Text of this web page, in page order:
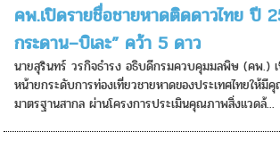
คพ.เปิดรายชื่อชายหาดติดดาวไทย ปี
กระดาน–บิเละ” คว้า 5 ดาว
นายสุรินทร์ วรกิจธำรง อธิบดีกรมควบคุมมลพิษ (คพ.)
หน้ายกระดับการท่องเที่ยวชายหาดของประเทศไทยให้
มาตรฐานสากล ผ่านโครงการประเมินคุณภาพสิ่งแวดล้...